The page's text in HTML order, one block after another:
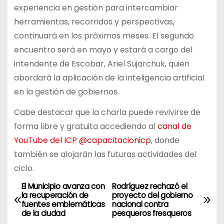
experiencia en gestión para intercambiar
herramientas, recorridos y perspectivas,
continuará en los próximos meses. El segundo
encuentro será en mayo y estará a cargo del
intendente de Escobar, Ariel Sujarchuk, quien
abordará la aplicación de la inteligencia artificial
en la gestión de gobiernos.
Cabe destacar que la charla puede revivirse de
forma libre y gratuita accediendo alcanal de
YouTube del ICP @capacitacionicp, donde
también se alojarán las futuras actividades del
ciclo.
N
a
Rodríguez rechazó el
proyecto del gobierno
nacional contra
pesqueros fresqueros
El Municipio avanza con
la recuperación de
fuentes emblemáticas
de la ciudad